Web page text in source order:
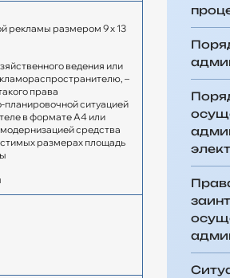
рекламы размером 9 x 13
ведения или
–
права
планировочной ситуацией
в формате А4 или
средства
размерах площадь